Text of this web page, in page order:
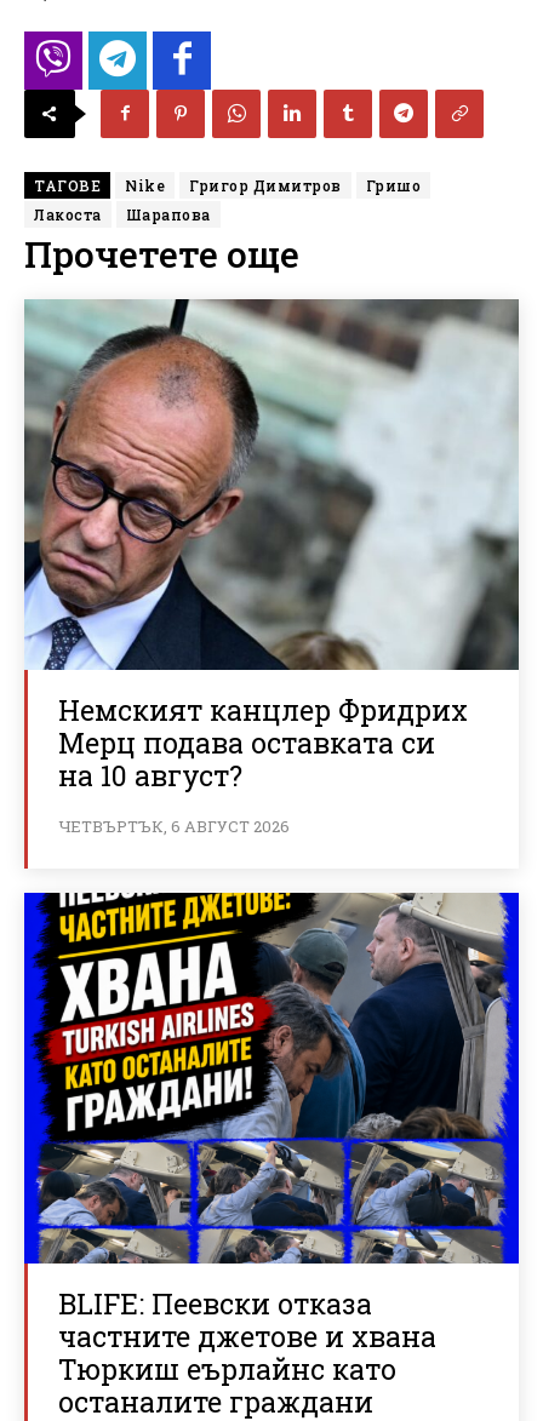
ТАГОВЕ Nike Григор Димитров
Гришо
Лакоста
Шарапова
Прочетете още
Немският канцлер Фридрих
Мерц подава оставката си
на 10 август?
ЧЕТВЪРТЪК, 6 АВГУСТ 2026
BLIFE: Пеевски отказа
частните джетове и хвана
Тюркиш еърлайнс като
останалите граждани